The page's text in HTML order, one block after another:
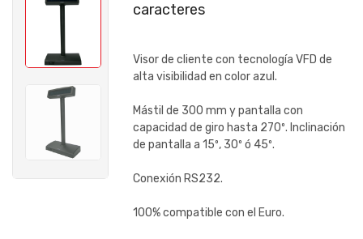
caracteres
Visor de cliente con tecnología VFD de
alta visibilidad en color azul.
Mástil de 300 mm y pantalla con
capacidad de giro hasta 270º. Inclinación
de pantalla a 15º, 30º ó 45º.
Conexión RS232.
100% compatible con el Euro.